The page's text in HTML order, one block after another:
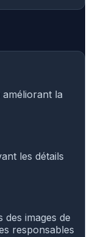
la
les détails
images de
responsables